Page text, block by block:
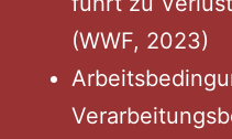
(WWF, 2023)